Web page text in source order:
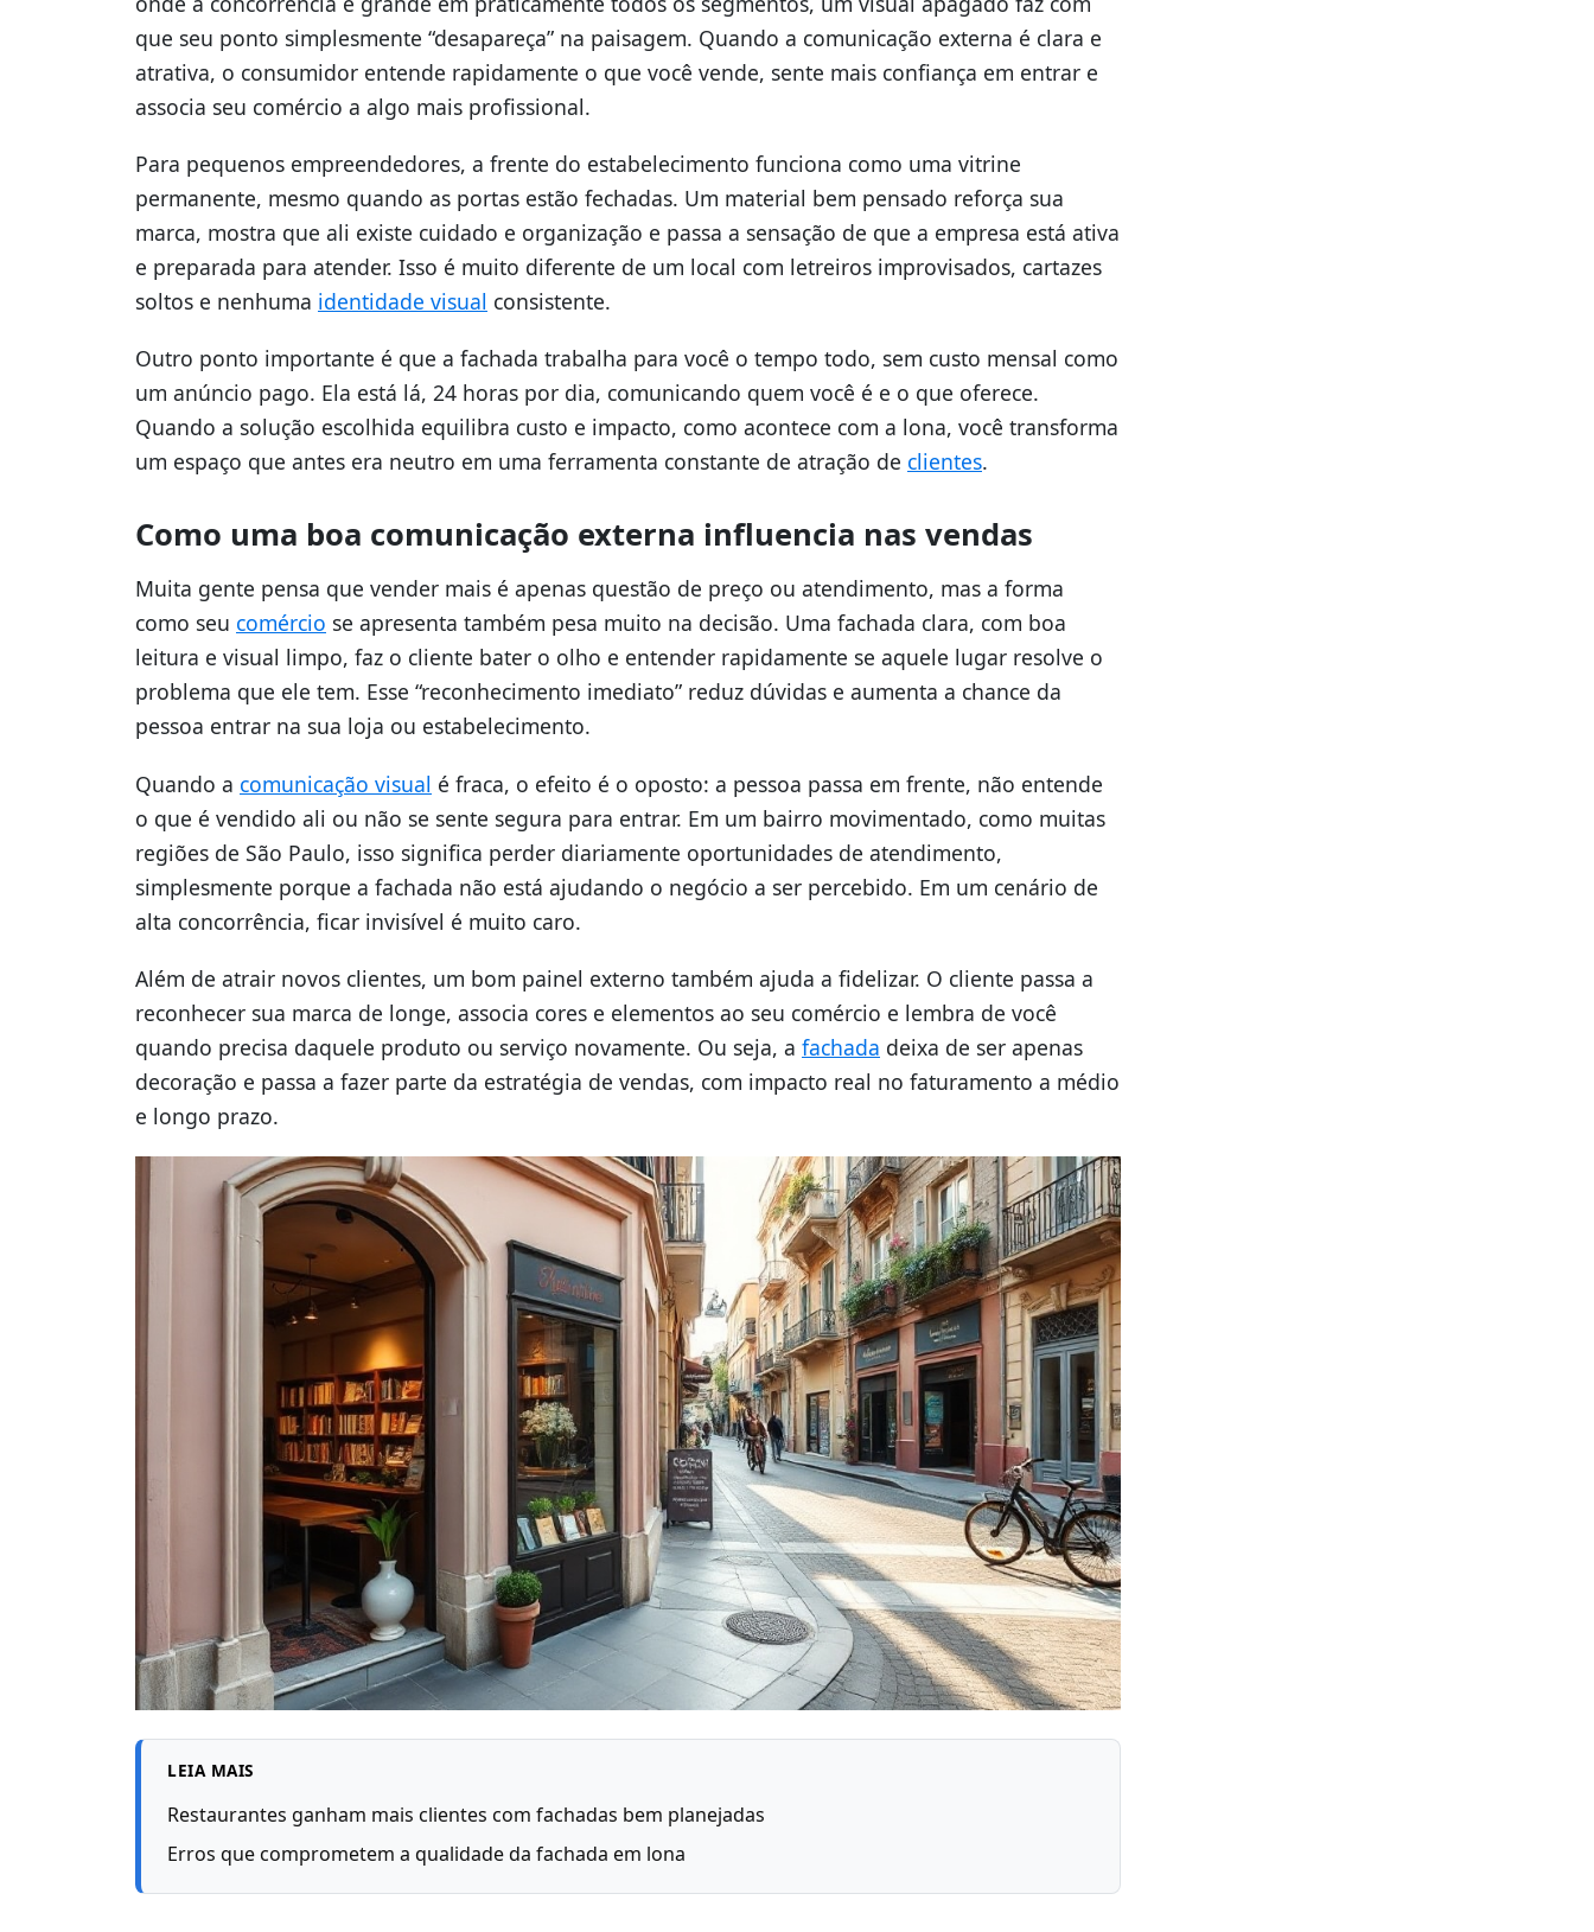
que seu ponto simplesmente “desapareça” na paisagem. Quando a comunicação externa é clara e
atrativa, o consumidor entende rapidamente o que você vende, sente mais confiança em entrar e
associa seu comércio a algo mais profissional.
Para pequenos empreendedores, a frente do estabelecimento funciona como uma vitrine
permanente, mesmo quando as portas estão fechadas. Um material bem pensado reforça sua
marca, mostra que ali existe cuidado e organização e passa a sensação de que a empresa está ativa
e preparada para atender. Isso é muito diferente de um local com letreiros improvisados, cartazes
soltos e nenhuma identidade visual consistente.
Outro ponto importante é que a fachada trabalha para você o tempo todo, sem custo mensal como
um anúncio pago. Ela está lá, 24 horas por dia, comunicando quem você é e o que oferece.
Quando a solução escolhida equilibra custo e impacto, como acontece com a lona, você transforma
um espaço que antes era neutro em uma ferramenta constante de atração de clientes.
Como uma boa comunicação externa influencia nas vendas
Muita gente pensa que vender mais é apenas questão de preço ou atendimento, mas a forma
como seu comércio se apresenta também pesa muito na decisão. Uma fachada clara, com boa
leitura e visual limpo, faz o cliente bater o olho e entender rapidamente se aquele lugar resolve o
problema que ele tem. Esse “reconhecimento imediato” reduz dúvidas e aumenta a chance da
pessoa entrar na sua loja ou estabelecimento.
Quando a comunicação visual é fraca, o efeito é o oposto: a pessoa passa em frente, não entende
o que é vendido ali ou não se sente segura para entrar. Em um bairro movimentado, como muitas
regiões de São Paulo, isso significa perder diariamente oportunidades de atendimento,
simplesmente porque a fachada não está ajudando o negócio a ser percebido. Em um cenário de
alta concorrência, ficar invisível é muito caro.
Além de atrair novos clientes, um bom painel externo também ajuda a fidelizar. O cliente passa a
reconhecer sua marca de longe, associa cores e elementos ao seu comércio e lembra de você
quando precisa daquele produto ou serviço novamente. Ou seja, a fachada deixa de ser apenas
decoração e passa a fazer parte da estratégia de vendas, com impacto real no faturamento a médio
e longo prazo.
LEIA MAIS
Restaurantes ganham mais clientes com fachadas bem planejadas
Erros que comprometem a qualidade da fachada em lona